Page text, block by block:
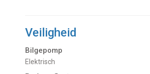
Veiligheid
Bilgepomp
Elektrisch